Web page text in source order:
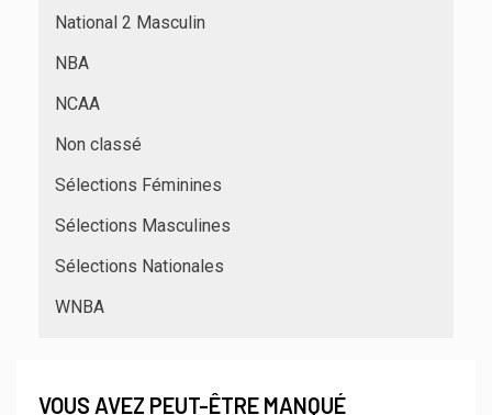
National 2 Masculin
NBA
NCAA
Non classé
Sélections Féminines
Sélections Masculines
Sélections Nationales
WNBA
VOUS AVEZ PEUT-ÊTRE MANQUÉ